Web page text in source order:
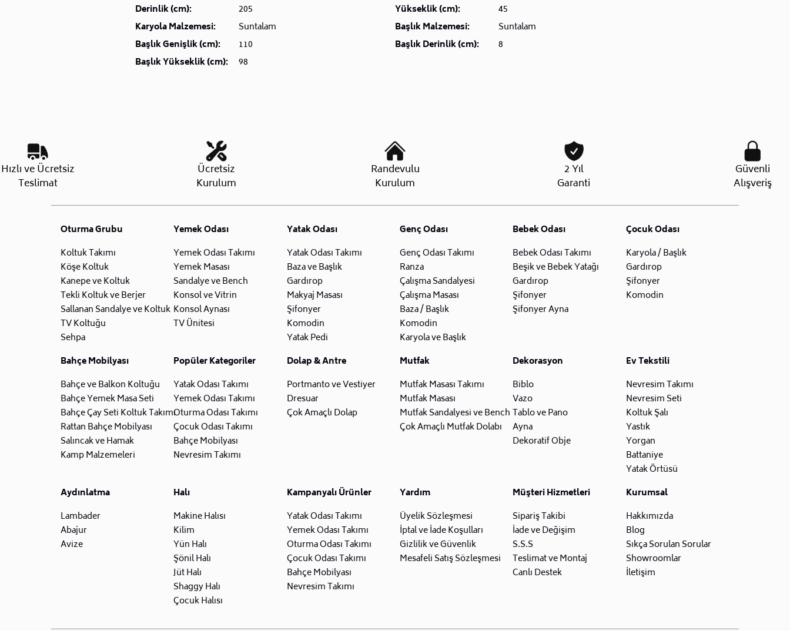
Derinlik (cm):
205 Yükseklik (cm):
45
Karyola Malzemesi:
Suntalam Başlık Malzemesi:
Suntalam
Başlık Genişlik (cm):
110 Başlık Derinlik (cm):
8
Başlık Yükseklik (cm):
98
Hızlı ve Ücretsiz
Teslimat
Ücretsiz
Kurulum
Randevulu
Kurulum
2 Yıl
Garanti
Güvenli
Alışveriş
Oturma Grubu
Koltuk Takımı
Köşe Koltuk
Kanepe ve Koltuk
Tekli Koltuk ve Berjer
Sallanan Sandalye ve Koltuk
TV Koltuğu
Sehpa
Yemek Odası
Yemek Odası Takımı
Yemek Masası
Sandalye ve Bench
Konsol ve Vitrin
Konsol Aynası
TV Ünitesi
Yatak Odası
Yatak Odası Takımı
Baza ve Başlık
Gardırop
Makyaj Masası
Şifonyer
Komodin
Yatak Pedi
Genç Odası
Genç Odası Takımı
Ranza
Çalışma Sandalyesi
Çalışma Masası
Baza / Başlık
Komodin
Karyola ve Başlık
Bebek Odası
Bebek Odası Takımı
Beşik ve Bebek Yatağı
Gardırop
Şifonyer
Şifonyer Ayna
Çocuk Odası
Karyola / Başlık
Gardırop
Şifonyer
Komodin
Bahçe Mobilyası
Bahçe ve Balkon Koltuğu
Bahçe Yemek Masa Seti
Bahçe Çay Seti Koltuk Takımı
Rattan Bahçe Mobilyası
Salıncak ve Hamak
Kamp Malzemeleri
Popüler Kategoriler
Yatak Odası Takımı
Yemek Odası Takımı
Oturma Odası Takımı
Çocuk Odası Takımı
Bahçe Mobilyası
Nevresim Takımı
Dolap & Antre
Portmanto ve Vestiyer
Dresuar
Çok Amaçlı Dolap
Mutfak
Mutfak Masası Takımı
Mutfak Masası
Mutfak Sandalyesi ve Bench
Çok Amaçlı Mutfak Dolabı
Dekorasyon
Biblo
Vazo
Tablo ve Pano
Ayna
Dekoratif Obje
Ev Tekstili
Nevresim Takımı
Nevresim Seti
Koltuk Şalı
Yastık
Yorgan
Battaniye
Yatak Örtüsü
Aydınlatma
Lambader
Abajur
Avize
Halı
Makine Halısı
Kilim
Yün Halı
Şönil Halı
Jüt Halı
Shaggy Halı
Çocuk Halısı
Kampanyalı Ürünler
Yatak Odası Takımı
Yemek Odası Takımı
Oturma Odası Takımı
Çocuk Odası Takımı
Bahçe Mobilyası
Nevresim Takımı
Yardım
Üyelik Sözleşmesi
İptal ve İade Koşulları
Gizlilik ve Güvenlik
Mesafeli Satış Sözleşmesi
Müşteri Hizmetleri
Sipariş Takibi
İade ve Değişim
S.S.S
Teslimat ve Montaj
Canlı Destek
Kurumsal
Hakkımızda
Blog
Sıkça Sorulan Sorular
Showroomlar
İletişim